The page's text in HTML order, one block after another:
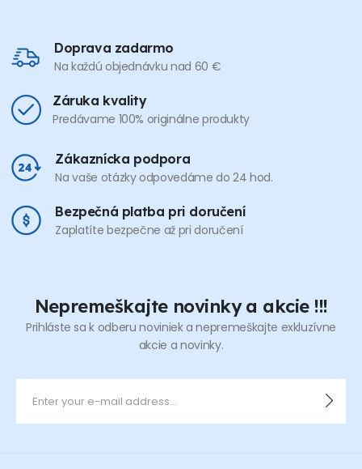
Doprava zadarmo
Na každú objednávku nad 60 €
Záruka kvality
Predávame 100% originálne produkty
Zákaznícka podpora
Na vaše otázky odpovedáme do 24 hod.
Bezpečná platba pri doručení
Zaplatíte bezpečne až pri doručení
Nepremeškajte novinky a akcie !!!
Prihláste sa k odberu noviniek a nepremeškajte exkluzívne
akcie a novinky.